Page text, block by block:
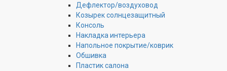
Дефлектор/воздуховод
Козырек солнцезащитный
Консоль
Накладка интерьера
Напольное покрытие/коврик
Обшивка
Пластик салона